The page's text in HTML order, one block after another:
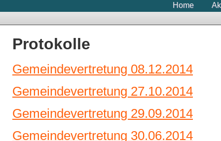
Home
Protokolle
Gemeindevertretung 08.12.2014
Gemeindevertretung 27.10.2014
Gemeindevertretung 29.09.2014
Gemeindevertretung 30.06.2014